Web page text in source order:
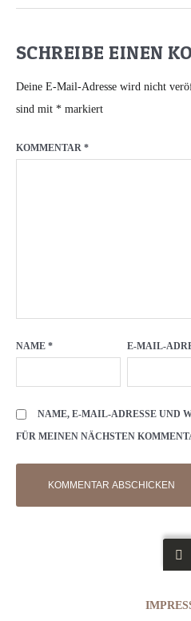
SCHREIBE EINEN
Deine E-Mail-Adresse wird nicht
sind mit * markiert
KOMMENTAR *
NAME * E-MAIL-
NAME, E-MAIL-ADRESSE UND
FÜR MEINEN NÄCHSTEN